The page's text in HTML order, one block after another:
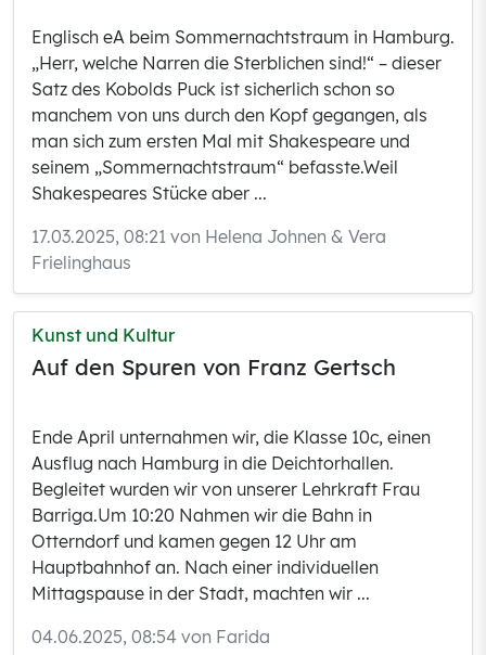
Englisch eA beim Sommernachtstraum in Hamburg.
„Herr, welche Narren die Sterblichen sind!“ – dieser
Satz des Kobolds Puck ist sicherlich schon so
manchem von uns durch den Kopf gegangen, als
man sich zum ersten Mal mit Shakespeare und
seinem „Sommernachtstraum“ befasste.Weil
Shakespeares Stücke aber ...
17.03.2025, 08:21 von Helena Johnen & Vera
Frielinghaus
Kunst und Kultur
Auf den Spuren von Franz Gertsch
Ende April unternahmen wir, die Klasse 10c, einen
Ausflug nach Hamburg in die Deichtorhallen.
Begleitet wurden wir von unserer Lehrkraft Frau
Barriga.Um 10:20 Nahmen wir die Bahn in
Otterndorf und kamen gegen 12 Uhr am
Hauptbahnhof an. Nach einer individuellen
Mittagspause in der Stadt, machten wir ...
04.06.2025, 08:54 von Farida